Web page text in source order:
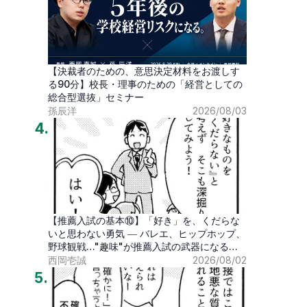
【決裁者のための、意思決定材料をお渡しす
る90分】校長・理事のための「経営としての
総合型選抜」セミナー
孫辰洋
2026/08/03
4.
【推薦入試の基本⑩】「好き」を、くだらな
いと思わない勇気 ― バレエ、ヒップホップ、
野球観戦…"趣味"が推薦入試の武器になる時
代
西岡壱誠 2026/08/02
5.